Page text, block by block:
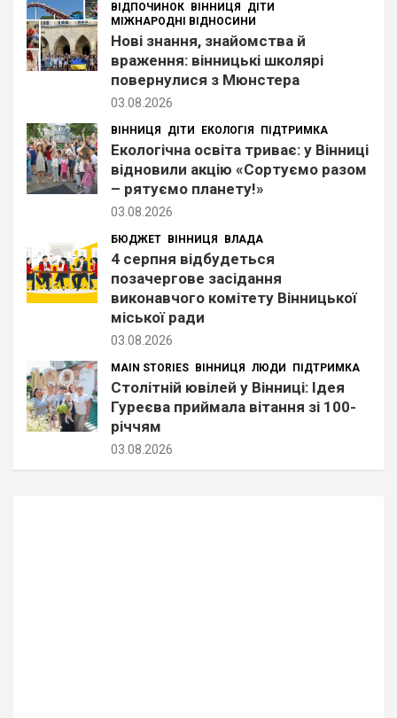
ВІДПОЧИНОК ВІННИЦЯ
ДІТИ
МІЖНАРОДНІ ВІДНОСИНИ
Нові знання, знайомства й
враження: вінницькі школярі
повернулися з Мюнстера
03.08.2026
ВІННИЦЯ ДІТИ ЕКОЛОГІЯ ПІДТРИМКА
Екологічна освіта триває: у Вінниці
відновили акцію «Сортуємо разом
– рятуємо планету!»
03.08.2026
БЮДЖЕТ ВІННИЦЯ ВЛАДА
4 серпня відбудеться
позачергове засідання
виконавчого комітету Вінницької
міської ради
03.08.2026
MAIN STORIES ВІННИЦЯ ЛЮДИ ПІДТРИМКА
Столітній ювілей у Вінниці: Ідея
Гуреєва приймала вітання зі 100-
річчям
03.08.2026